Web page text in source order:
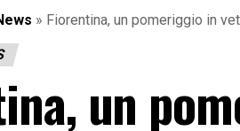
» Fiorentina, un pomeriggio in
un